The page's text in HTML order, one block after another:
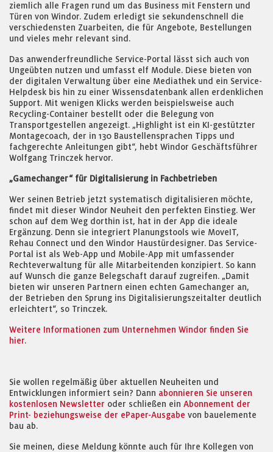
ziemlich alle Fragen rund um das Business mit Fenstern und
Türen von Windor. Zudem erledigt sie sekundenschnell die
verschiedensten Zuarbeiten, die für Angebote, Bestellungen
und vieles mehr relevant sind.
Das anwenderfreundliche Service-Portal lässt sich auch von
Ungeübten nutzen und umfasst elf Module. Diese bieten von
der digitalen Verwaltung über eine Mediathek und ein Service-
Helpdesk bis hin zu einer Wissensdatenbank allen erdenklichen
Support. Mit wenigen Klicks werden beispielsweise auch
Recycling-Container bestellt oder die Belegung von
Transportgestellen angezeigt. „Highlight ist ein KI-gestützter
Montagecoach, der in 130 Baustellensprachen Tipps und
fachgerechte Anleitungen gibt“, hebt Windor Geschäftsführer
Wolfgang Trinczek hervor.
„Gamechanger“ für Digitalisierung in Fachbetrieben
Wer seinen Betrieb jetzt systematisch digitalisieren möchte,
findet mit dieser Windor Neuheit den perfekten Einstieg. Wer
schon auf dem Weg dorthin ist, hat in der App die ideale
Ergänzung. Denn sie integriert Planungstools wie MoveIT,
Rehau Connect und den Windor Haustürdesigner. Das Service-
Portal ist als Web-App und Mobile-App mit umfassender
Rechteverwaltung für alle Mitarbeitenden konzipiert. So kann
auf Wunsch die ganze Belegschaft darauf zugreifen. „Damit
bieten wir unseren Partnern einen echten Gamechanger an,
der Betrieben den Sprung ins Digitalisierungszeitalter deutlich
erleichtert“, so Trinczek.
Weitere Informationen zum Unternehmen Windor finden Sie
hier.
Sie wollen regelmäßig über aktuellen Neuheiten und
Entwicklungen informiert sein? Dann abonnieren Sie unseren
kostenlosen Newsletter oder schließen ein Abonnement der
Print- beziehungsweise der ePaper-Ausgabe von bauelemente
bau ab.
Sie meinen, diese Meldung könnte auch für Ihre Kollegen von